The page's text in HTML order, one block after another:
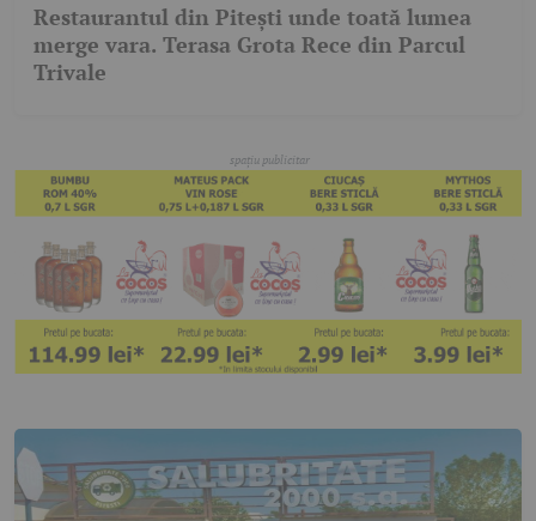
Restaurantul din Pitești unde toată lumea
merge vara. Terasa Grota Rece din Parcul
Trivale